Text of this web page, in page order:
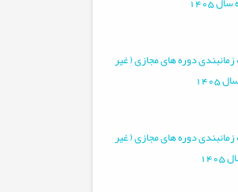
21-05 برنامه زمانبندی دوره های مجازی ( غیر
20-05 برنامه زمانبندی دوره های مجازی ( غیر